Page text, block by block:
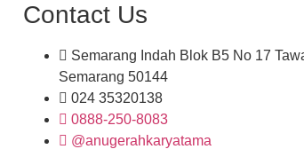
Contact Us
Semarang Indah Blok B5 No 17
Semarang 50144
024 35320138
0888-250-8083
@anugerahkaryatama